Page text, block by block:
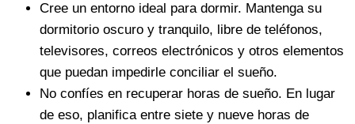
Cree un entorno ideal para dormir. Mantenga su
dormitorio oscuro y tranquilo, libre de teléfonos,
televisores, correos electrónicos y otros elementos
que puedan impedirle conciliar el sueño.
No confíes en recuperar horas de sueño. En lugar
de eso, planifica entre siete y nueve horas de